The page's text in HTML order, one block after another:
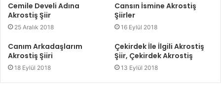
Cemile Develi Adına
Akrostiş Şiir
25 Aralık 2018
Cansın İsmine Akrostiş
Şiirler
16 Eylül 2018
Canım Arkadaşlarım
Akrostiş Şiiri
18 Eylül 2018
Çekirdek İle İlgili Akrostiş
Şiir, Çekirdek Akrostiş
13 Eylül 2018